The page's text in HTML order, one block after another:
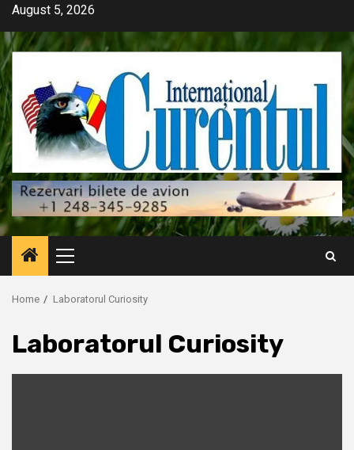
Skip
content
August 5, 2026
Primary
Menu
Home Laboratorul Curiosity
Laboratorul Curiosity